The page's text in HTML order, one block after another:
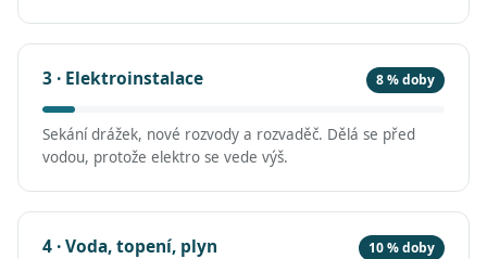
3 · Elektroinstalace 8 % doby
Sekání drážek, nové rozvody a rozvaděč. Dělá se před
vodou, protože elektro se vede výš.
4 · Voda, topení, plyn 10 % doby